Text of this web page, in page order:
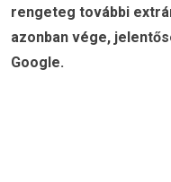
rengeteg további
azonban vége,
Google.